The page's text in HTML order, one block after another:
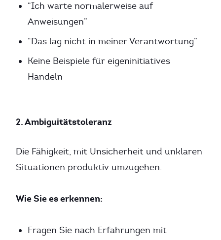
“Ich warte normalerweise auf
Anweisungen”
“Das lag nicht in meiner Verantwortung”
Keine Beispiele für eigeninitiatives
Handeln
2. Ambiguitätstoleranz
Die Fähigkeit, mit Unsicherheit und unklaren
Situationen produktiv umzugehen.
Wie Sie es erkennen:
Fragen Sie nach Erfahrungen mit